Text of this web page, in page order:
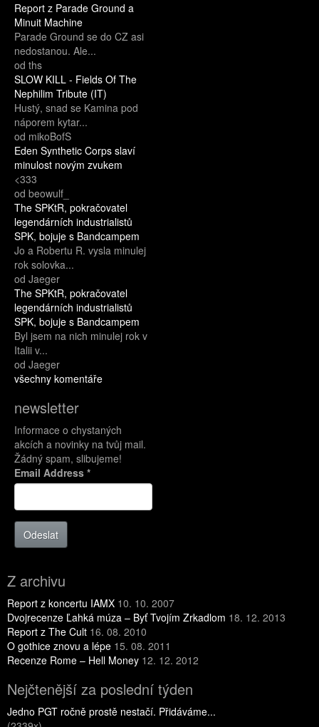
Report z Parade Ground a
Minuit Machine
Parade Ground se do CZ asi
nedostanou. Ale...
od ths
SLOW KILL - Fields Of The
Nephilim Tribute (IT)
Hustý, snad se Kamina pod
náporem kytar...
od mikoBofS
Eden Synthetic Corps slaví
minulost novým zvukem
<333
od beowulf_
The SPKtR, pokračovatel
legendárních industrialistů
SPK, bojuje s Bandcampem
Jo a Robertu R. vysla minulej
rok solovka...
od Jaeger
The SPKtR, pokračovatel
legendárních industrialistů
SPK, bojuje s Bandcampem
Byl jsem na nich minulej rok v
Italii v...
od Jaeger
všechny komentáře
newsletter
Informace o chystaných
akcích a novinky na tvůj mail.
Žádný spam, slibujeme!
Email Address *
Odeslat
Z archivu
Report z koncertu IAMX 10. 10. 2007
Dvojrecenze Ľahká múza – Byť Tvojím Zrkadlom 18. 12. 2013
Report z The Cult 16. 08. 2010
O gothice znovu a lépe 15. 08. 2011
Recenze Rome – Hell Money 12. 12. 2012
Nejčtenější za poslední týden
Jedno PGT ročně prostě nestačí. Přidáváme...